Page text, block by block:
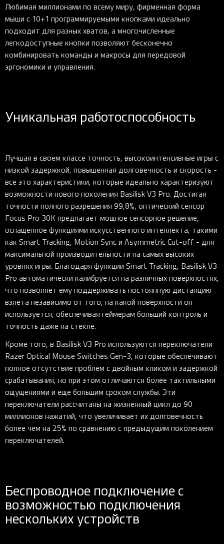
Любимая миллионами по всему миру, фирменная форма
мыши с 10+1 программируемыми кнопками идеально
подходит для разных хватов, а многочисленные
легкодоступные кнопки позволяют бесконечно
комбинировать команды и макросы для передовой
эргономики и управления.
Уникальная работоспособность
Лучшая в своем классе точность, высокоинтенсивные игры с
низкой задержкой, повышенная долговечность и скорость -
все это характеристики, которые идеально характеризуют
возможности нового поколения Basilisk V3 Pro. Достигая
точности полного разрешения 99,8%, оптический сенсор
Focus Pro 30K предлагает мощное сенсорное решение,
оснащенное функциями искусственного интеллекта, такими
как Smart Tracking, Motion Sync и Asymmetric Cut-off - для
максимальной производительности на самых высоких
уровнях игры. Благодаря функции Smart Tracking, Basilisk V3
Pro автоматически калибруется на различных поверхностях,
что позволяет ему поддерживать постоянную дистанцию
взлета независимо от того, на какой поверхности он
используется, обеспечивая геймерам больший контроль и
точность даже на стекле.
Кроме того, в Basilisk V3 Pro используются переключатели
Razer Optical Mouse Switches Gen-3, которые обеспечивают
полное отсутствие проблем с двойным кликом и задержкой
срабатывания, но при этом отличаются более тактильными
ощущениями и еще большим сроком службы. Эти
переключатели рассчитаны на жизненный цикл до 90
миллионов нажатий, что увеличивает их долговечность
более чем на 25% по сравнению с предыдущим поколением
переключателей.
Беспроводное подключение с
возможностью подключения
нескольких устройств